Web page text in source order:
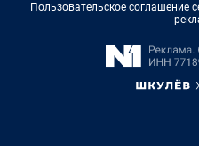
Пользовательское соглашение